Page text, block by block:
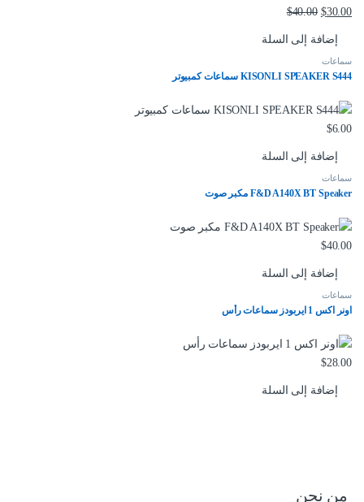
$30.00
$40.00
إضافة إلى السلة
سماعات
KISONLI SPEAKER S444 سماعات كمبيوتر
$6.00
إضافة إلى السلة
سماعات
F&D A140X BT Speaker مكبر صوت
$40.00
إضافة إلى السلة
سماعات
اونر اكس 1 ايربودز سماعات رأس
$28.00
إضافة إلى السلة
من نحن